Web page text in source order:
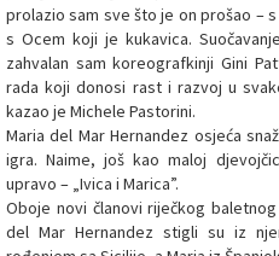
prolazio sam sve što je on prošao –
s Ocem koji je kukavica.
zahvalan sam koreografkinji Gini
rada koji donosi rast i razvoj u
kazao je Michele Pastorini.
Maria del Mar Hernandez osjeća
igra. Naime, još kao maloj
upravo – „Ivica i Marica”.
Oboje novi članovi riječkog
del Mar Hernandez stigli su iz